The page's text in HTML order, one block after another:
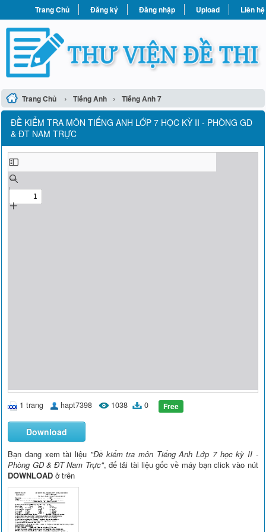
Trang Chủ Đăng ký Đăng nhập Upload Liên hệ
Trang Chủ › Tiếng Anh › Tiếng Anh 7
ĐỀ KIỂM TRA MÔN TIẾNG ANH LỚP 7 HỌC KỲ II - PHÒNG GD
& ĐT NAM TRỰC
1 trang hapt7398 1038 0 Free
Download
Bạn đang xem tài liệu "Đề kiểm tra môn Tiếng Anh Lớp 7 học kỳ II -
Phòng GD & ĐT Nam Trực", để tải tài liệu gốc về máy bạn click vào nút
DOWNLOAD ở trên